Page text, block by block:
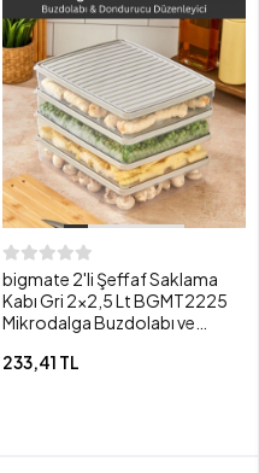
bigmate 2'li Şeffaf Saklama
Kabı Gri 2x2,5 Lt BGMT2225
Mikrodalga Buzdolabı ve
233,41 TL